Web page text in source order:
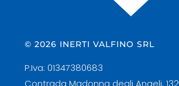
© 2026 INERTI VALFINO SRL
P.Iva: 01347380683
Contrada Madonna degli Angeli, 132